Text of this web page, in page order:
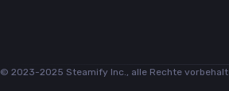
© 2023-2025 Steamify Inc., alle Rechte